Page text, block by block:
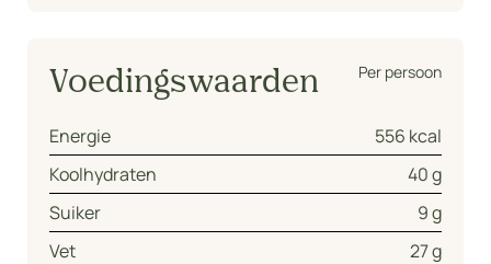
Voedingswaarden Per persoon
Energie
556 kcal
Koolhydraten
40 g
Suiker
9 g
Vet
27 g